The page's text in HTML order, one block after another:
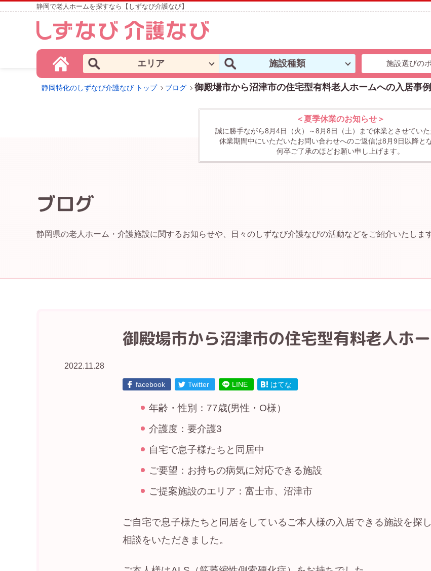
静岡で老人ホームを探すなら【しずなび介護なび】
エリア 施設種類 施設選びの
静岡特化のしずなび介護なび トップ ブログ 御殿場市から沼津市の住宅型有料老人ホームへの入居事例
＜夏季休業のお知らせ＞
誠に勝手ながら8月4日（火）～8月8日（土）まで休業とさせていた
休業期間中にいただいたお問い合わせへのご返信は8月9日以降と
何卒ご了承のほどお願い申し上げます。
ブログ
静岡県の老人ホーム・介護施設に関するお知らせや、日々のしずなび介護なびの活動などをご紹介いたします
御殿場市から沼津市の住宅型有料老人ホ
2022.11.28
facebook Twitter LINE はてな
年齢・性別：77歳(男性・O様）
介護度：要介護3
自宅で息子様たちと同居中
ご要望：お持ちの病気に対応できる施設
ご提案施設のエリア：富士市、沼津市
ご自宅で息子様たちと同居をしているご本人様の入居できる施設を探
相談をいただきました。